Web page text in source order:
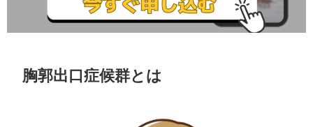
胸郭出口症候群とは